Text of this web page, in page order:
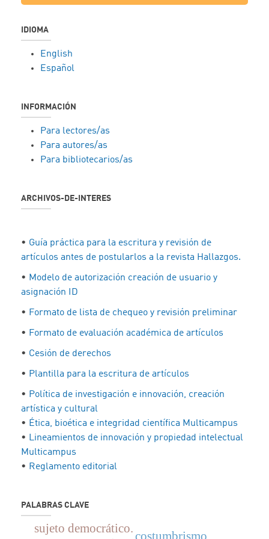
IDIOMA
English
Español
INFORMACIÓN
Para lectores/as
Para autores/as
Para bibliotecarios/as
ARCHIVOS-DE-INTERES
• Guía práctica para la escritura y revisión de
artículos antes de postularlos a la revista Hallazgos.
• Modelo de autorización creación de usuario y
asignación ID
• Formato de lista de chequeo y revisión preliminar
• Formato de evaluación académica de artículos
• Cesión de derechos
• Plantilla para la escritura de artículos
• Política de investigación e innovación, creación
artística y cultural
• Ética, bioética e integridad científica Multicampus
• Lineamientos de innovación y propiedad intelectual
Multicampus
• Reglamento editorial
PALABRAS CLAVE
costumbrismo
sujeto democrático.